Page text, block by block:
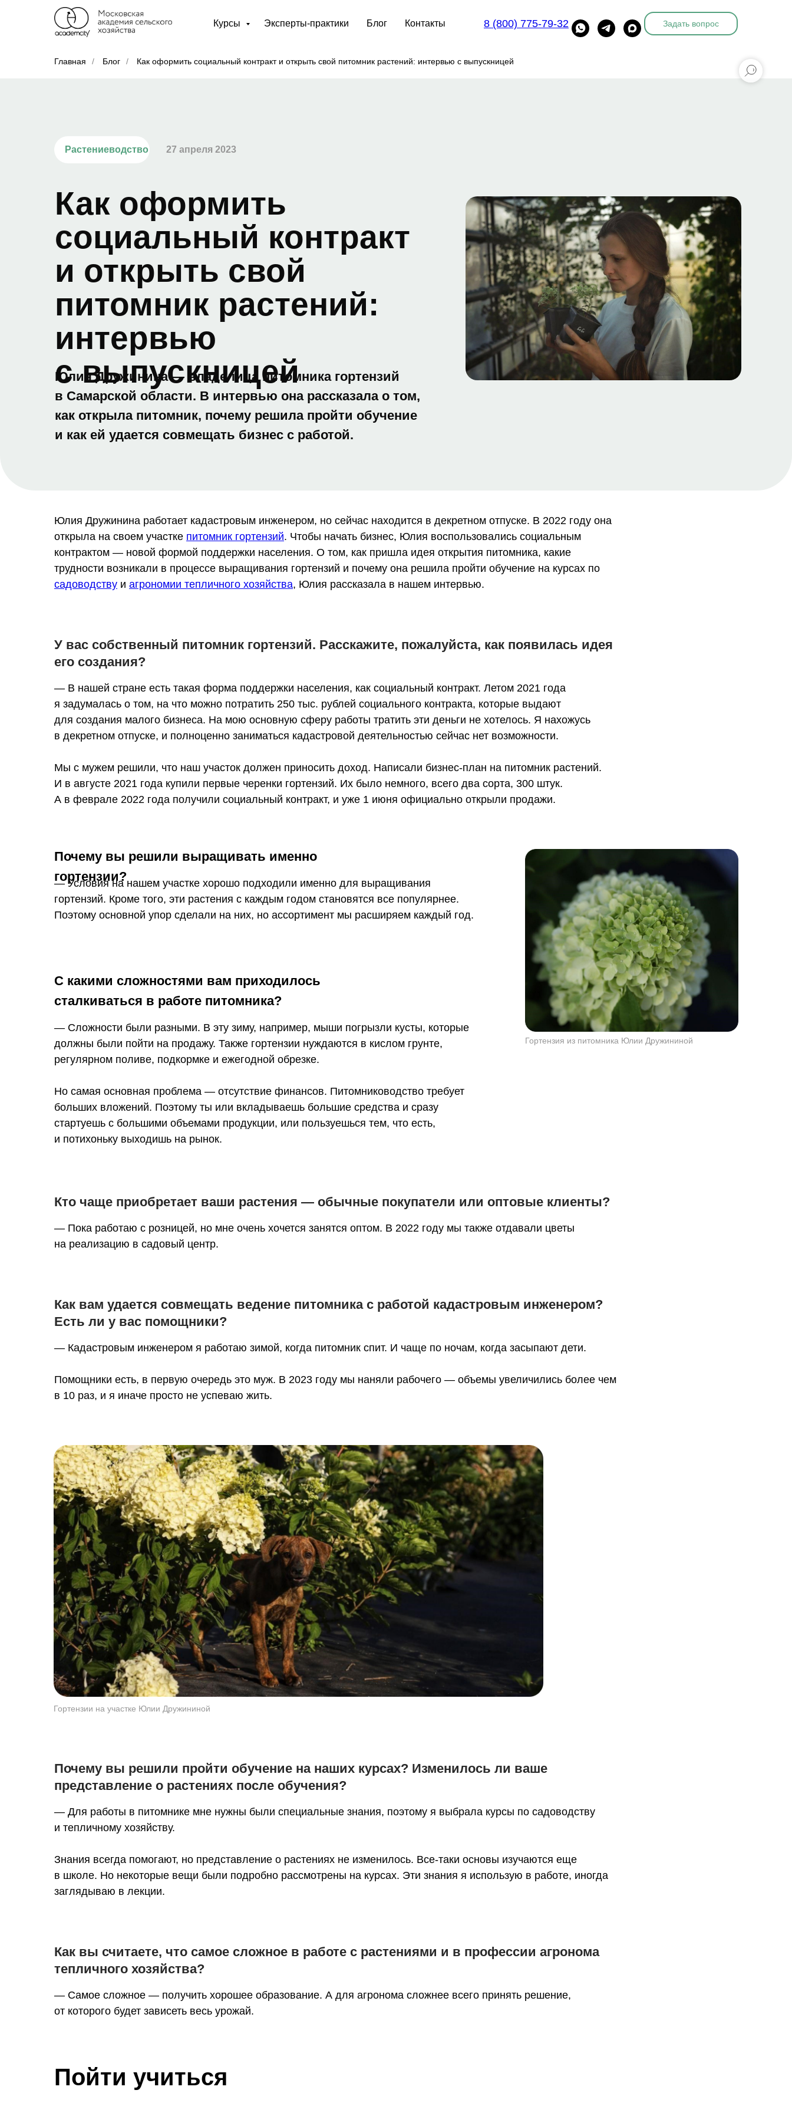
Курсы Эксперты-практики Блог Контакты 8 (800) 775-79-32 Задать вопрос
Главная / Блог / Как оформить социальный контракт и открыть свой питомник растений: интервью с выпускницей
Растениеводство
Как оформить
социальный контракт
и открыть свой
питомник растений:
интервью
с выпускницей
Юлия Дружинина — владелица питомника гортензий
в Самарской области. В интервью она рассказала о том,
как открыла питомник, почему решила пройти обучение
и как ей удается совмещать бизнес с работой.
27 апреля 2023
Юлия Дружинина работает кадастровым инженером, но сейчас находится в декретном отпуске. В 2022 году она
открыла на своем участке питомник гортензий. Чтобы начать бизнес, Юлия воспользовались социальным
контрактом — новой формой поддержки населения. О том, как пришла идея открытия питомника, какие
трудности возникали в процессе выращивания гортензий и почему она решила пройти обучение на курсах по
садоводству и агрономии тепличного хозяйства, Юлия рассказала в нашем интервью.
У вас собственный питомник гортензий. Расскажите, пожалуйста, как появилась идея
его создания?
— В нашей стране есть такая форма поддержки населения, как социальный контракт. Летом 2021 года
я задумалась о том, на что можно потратить 250 тыс. рублей социального контракта, которые выдают
для создания малого бизнеса. На мою основную сферу работы тратить эти деньги не хотелось. Я нахожусь
в декретном отпуске, и полноценно заниматься кадастровой деятельностью сейчас нет возможности.
Мы с мужем решили, что наш участок должен приносить доход. Написали бизнес-план на питомник растений.
И в августе 2021 года купили первые черенки гортензий. Их было немного, всего два сорта, 300 штук.
А в феврале 2022 года получили социальный контракт, и уже 1 июня официально открыли продажи.
Почему вы решили выращивать именно
гортензии?
— Условия на нашем участке хорошо подходили именно для выращивания
гортензий. Кроме того, эти растения с каждым годом становятся все популярнее.
Поэтому основной упор сделали на них, но ассортимент мы расширяем каждый год.
Гортензия из питомника Юлии Дружининой
С какими сложностями вам приходилось
сталкиваться в работе питомника?
— Сложности были разными. В эту зиму, например, мыши погрызли кусты, которые
должны были пойти на продажу. Также гортензии нуждаются в кислом грунте,
регулярном поливе, подкормке и ежегодной обрезке.
Но самая основная проблема — отсутствие финансов. Питомниководство требует
больших вложений. Поэтому ты или вкладываешь большие средства и сразу
стартуешь с большими объемами продукции, или пользуешься тем, что есть,
и потихоньку выходишь на рынок.
Кто чаще приобретает ваши растения — обычные покупатели или оптовые клиенты?
— Пока работаю с розницей, но мне очень хочется занятся оптом. В 2022 году мы также отдавали цветы
на реализацию в садовый центр.
Как вам удается совмещать ведение питомника с работой кадастровым инженером?
Есть ли у вас помощники?
— Кадастровым инженером я работаю зимой, когда питомник спит. И чаще по ночам, когда засыпают дети.
Помощники есть, в первую очередь это муж. В 2023 году мы наняли рабочего — объемы увеличились более чем
в 10 раз, и я иначе просто не успеваю жить.
Гортензии на участке Юлии Дружининой
Почему вы решили пройти обучение на наших курсах? Изменилось ли ваше
представление о растениях после обучения?
— Для работы в питомнике мне нужны были специальные знания, поэтому я выбрала курсы по садоводству
и тепличному хозяйству.
Знания всегда помогают, но представление о растениях не изменилось. Все-таки основы изучаются еще
в школе. Но некоторые вещи были подробно рассмотрены на курсах. Эти знания я использую в работе, иногда
заглядываю в лекции.
Как вы считаете, что самое сложное в работе с растениями и в профессии агронома
тепличного хозяйства?
— Самое сложное — получить хорошее образование. А для агронома сложнее всего принять решение,
от которого будет зависеть весь урожай.
Пойти учиться